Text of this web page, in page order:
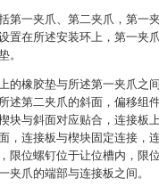
第一夹爪、第二夹爪，第一
在所述安装环上，第一夹爪
。
的橡胶垫与所述第一夹爪之
述第二夹爪的斜面，偏移组
块与斜面对应贴合，连接板
，连接板与楔块固定连接，
限位螺钉位于让位槽内，限
夹爪的端部与连接板之间。